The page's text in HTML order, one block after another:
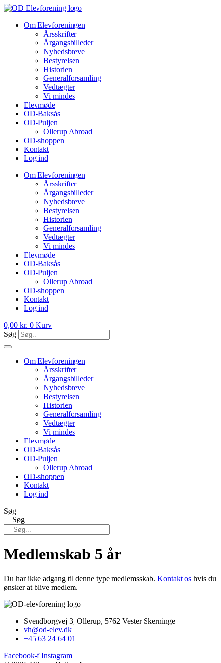
Videre
indholdOm Elevforeningen
Årsskrifter
Årgangsbilleder
Nyhedsbreve
Bestyrelsen
Historien
Generalforsamling
Vedtægter
Vi mindes
Elevmøde
OD-Baksås
OD-Puljen
Ollerup Abroad
OD-shoppen
Kontakt
Log ind
Om Elevforeningen
Årsskrifter
Årgangsbilleder
Nyhedsbreve
Bestyrelsen
Historien
Generalforsamling
Vedtægter
Vi mindes
Elevmøde
OD-Baksås
OD-Puljen
Ollerup Abroad
OD-shoppen
Kontakt
Log ind
0,00 kr. 0 Kurv
Søg
Om Elevforeningen
Årsskrifter
Årgangsbilleder
Nyhedsbreve
Bestyrelsen
Historien
Generalforsamling
Vedtægter
Vi mindes
Elevmøde
OD-Baksås
OD-Puljen
Ollerup Abroad
OD-shoppen
Kontakt
Log ind
Søg
Søg
Medlemskab 5 år
Du har ikke adgang til denne type medlemsskab. Kontakt os hvis du
ønsker at blive medlem.
Svendborgvej 3, Ollerup, 5762 Vester Skerninge
vh@od-elev.dk
+45 63 24 64 01
Facebook-f Instagram